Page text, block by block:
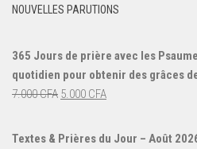
NOUVELLES PARUTIONS
365 Jours de prière avec les
quotidien pour obtenir des grâces
7.000CFA Le
initial
5.000 CFALe
actuel
Textes & Prières du Jour – Août